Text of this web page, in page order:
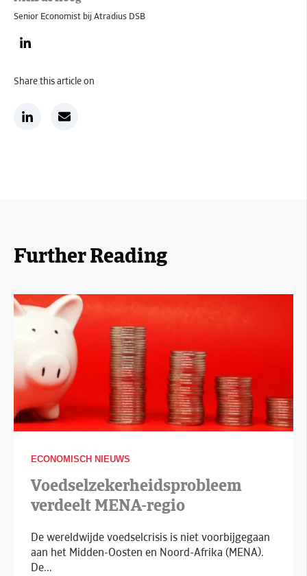
Senior Economist bij Atradius DSB
Share this article on
Further Reading
ECONOMISCH NIEUWS
Voedselzekerheidsprobleem
verdeelt MENA-regio
De wereldwijde voedselcrisis is niet voorbijgegaan
aan het Midden-Oosten en Noord-Afrika (MENA).
De...